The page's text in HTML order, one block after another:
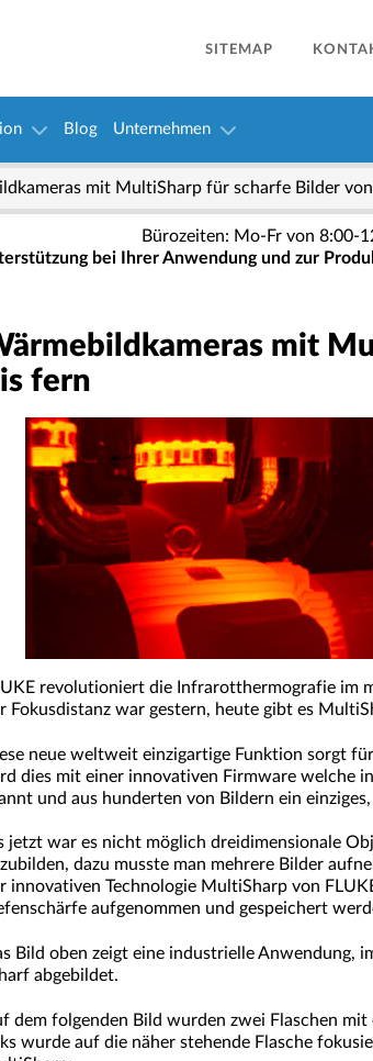
SITEMAP
Blog Unternehmen
mit MultiSharp für scharfe Bilder
Bürozeiten: Mo-Fr von 8:00-
bei Ihrer Anwendung und zur
mit
fern
revolutioniert die Infrarotthermografie im
Fokusdistanz war gestern, heute gibt es
neue weltweit einzigartige Funktion sorgt
dies mit einer innovativen Firmware welche
und aus hunderten von Bildern ein
jetzt war es nicht möglich dreidimensionale
dazu musste man mehrere Bilder
innovativen Technologie MultiSharp von
aufgenommen und gespeichert
Bild oben zeigt eine industrielle Anwendung,
abgebildet.
dem folgenden Bild wurden zwei Flaschen
wurde auf die näher stehende Flasche